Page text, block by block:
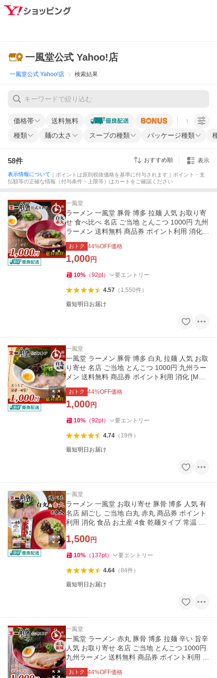
一風堂公式 Yahoo!店
一風堂公式 Yahoo!店 検索結果
価格帯 送料無料 すべての条
種類 麺の太さ スープの種類 パッケージ種類
58件 おすすめ順 表示
表示情報について ｜ポイントは原則税抜価格を基準に付与されます｜ポイント・支
払額等の正確な情報（付与条件・上限等）はカートをご確認ください
一風堂
ラーメン 一風堂 豚骨 博多 拉麺 人気 お取り寄
せ 食べ比べ 名店 ご当地 とんこつ 1000円 九州
ラーメン 送料無料 商品券 ポイント利用 消化
[M便 1/2]爆買
おトク 44%OFF価格
1,000円
10% （92pt） 要エントリー
4.57（ 1,550件）
最短明日お届け
一風堂
一風堂 ラーメン 豚骨 博多 白丸 拉麺 人気 お取
り寄せ 名店 ご当地 とんこつ 1000円 九州ラー
メン 送料無料 商品券 ポイント利用 消化 [M便
1/2]爆買
おトク 44%OFF価格
1,000円
10% （92pt） 要エントリー
4.74（ 19件）
最短明日お届け
一風堂
ラーメン 一風堂 お取り寄せ 豚骨 博多 人気 有
名店 絹ごし ご当地 白丸 赤丸 商品券 ポイント
利用 消化 食品 お土産 4食 乾麺タイプ 常温 保
1,500円
10% （ 137pt） 要エントリー
4.64（84件）
最短明日お届け
一風堂
一風堂 ラーメン 赤丸 豚骨 博多 拉麺 辛い 旨辛
人気 お取り寄せ 名店 ご当地 とんこつ 1000円
九州ラーメン 送料無料 商品券 ポイント利用 消
化 [M便 1/2]爆買
おトク 44%OFF価格